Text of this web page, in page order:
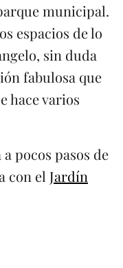
municipal.
espacios de lo
sin duda
fabulosa que
hace varios
pocos pasos de
con el Jardín